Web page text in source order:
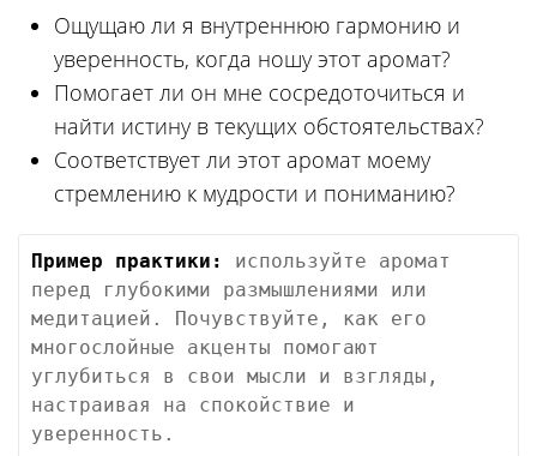
Ощущаю ли я внутреннюю гармонию и
уверенность, когда ношу этот аромат?
Помогает ли он мне сосредоточиться и
найти истину в текущих обстоятельствах?
Соответствует ли этот аромат моему
стремлению к мудрости и пониманию?
Пример практики:
используйте аромат
перед глубокими размышлениями или
медитацией. Почувствуйте, как его
многослойные акценты помогают
углубиться в свои мысли и взгляды,
настраивая на спокойствие и
уверенность.